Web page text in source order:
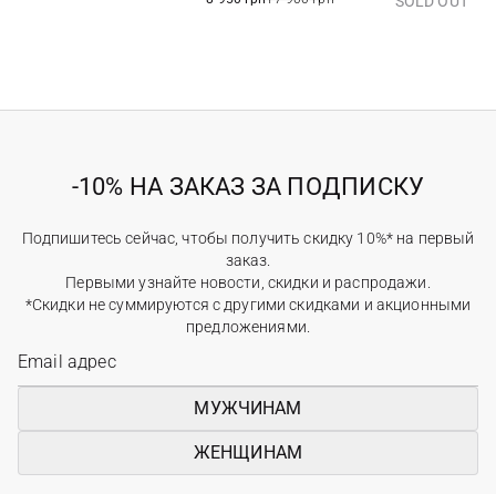
-10% НА ЗАКАЗ ЗА ПОДПИСКУ
Подпишитесь сейчас, чтобы получить скидку 10%* на первый
заказ.
Первыми узнайте новости, скидки и распродажи.
*Скидки не суммируются с другими скидками и акционными
предложениями.
МУЖЧИНАМ
ЖЕНЩИНАМ